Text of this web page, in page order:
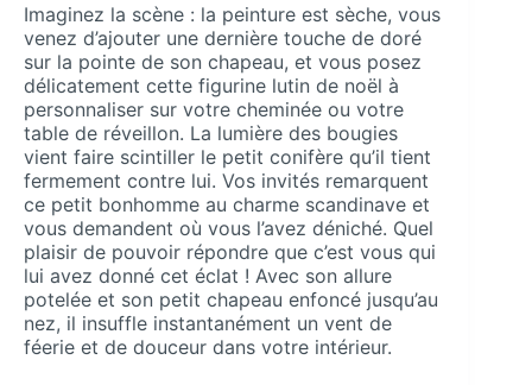
Imaginez la scène : la peinture est sèche, vous
venez d’ajouter une dernière touche de doré
sur la pointe de son chapeau, et vous posez
délicatement cette figurine lutin de noël à
personnaliser sur votre cheminée ou votre
table de réveillon. La lumière des bougies
vient faire scintiller le petit conifère qu’il tient
fermement contre lui. Vos invités remarquent
ce petit bonhomme au charme scandinave et
vous demandent où vous l’avez déniché. Quel
plaisir de pouvoir répondre que c’est vous qui
lui avez donné cet éclat ! Avec son allure
potelée et son petit chapeau enfoncé jusqu’au
nez, il insuffle instantanément un vent de
féerie et de douceur dans votre intérieur.